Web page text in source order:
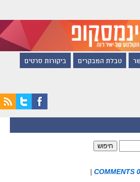
טבלת המבקרים ביקורות סרטים
0 COMMENTS
|